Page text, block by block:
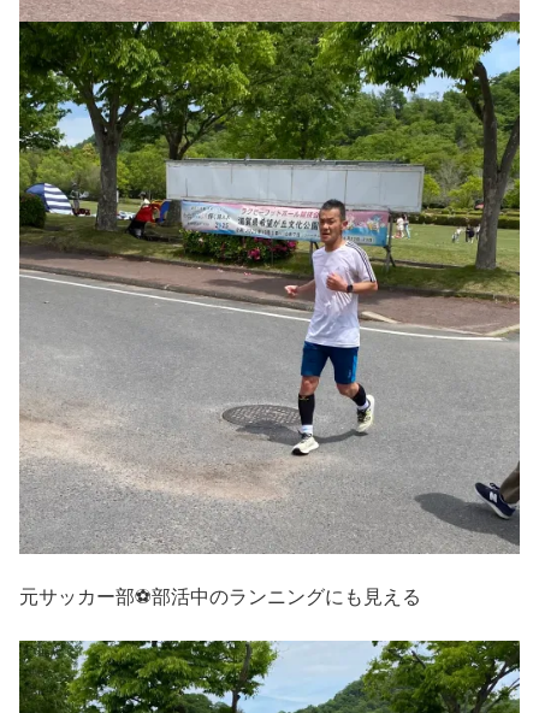
元サッカー部⚽部活中のランニングにも見える